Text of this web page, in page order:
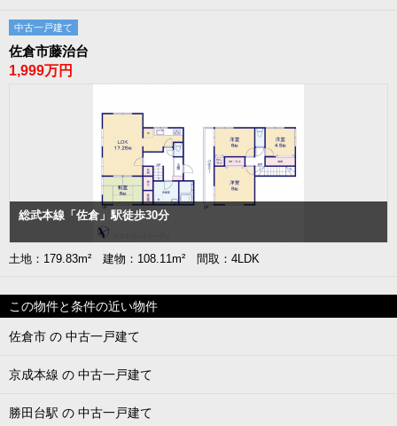
中古一戸建て
佐倉市藤治台
1,999万円
総武本線「佐倉」駅徒歩30分
土地：179.83m² 建物：108.11m² 間取：4LDK
この物件と条件の近い物件
佐倉市 の 中古一戸建て
京成本線 の 中古一戸建て
勝田台駅 の 中古一戸建て